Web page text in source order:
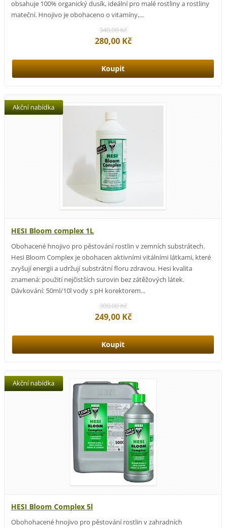
obsahuje 100% organický dusík, ideální pro malé rostliny a rostliny
mateční. Hnojivo je obohaceno o vitamíny,...
340,00 Kč
280,00 Kč
HESI Bloom complex 1L
Akční nabídka
Obohacené hnojivo pro pěstování rostlin v zemních substrátech.
Hesi Bloom Complex je obohacen aktivními vitálními látkami, které
zvyšují energii a udržují substrátní floru zdravou. Hesi kvalita
znamená: použití nejčistších surovin bez zátěžových látek.
Dávkování: 50ml/10l vody s pH korektorem...
300,00 Kč
249,00 Kč
HESI Bloom Complex 5l
Akční nabídka
Obohohacené hnojivo pro pěstování rostlin v zahradních